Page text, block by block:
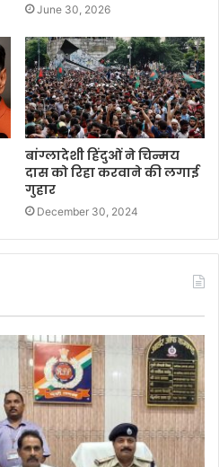
June 30, 2026
बांग्लादेशी हिंदुओं ने चिन्मय
दास को रिहा करवाने की लगाई
गुहार
December 30, 2024